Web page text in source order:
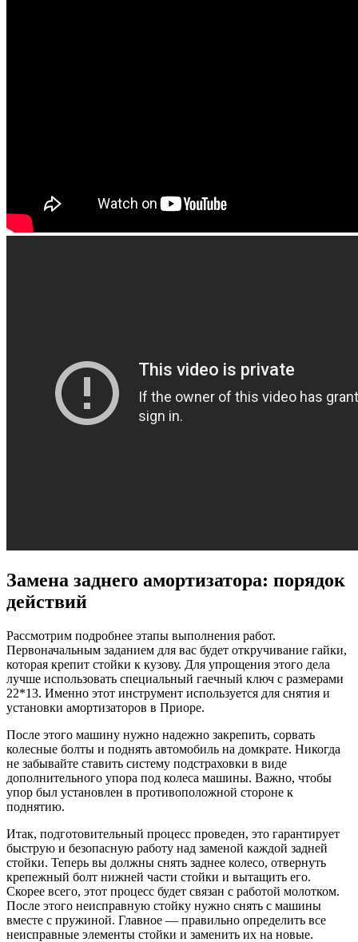
Замена заднего амортизатора: порядок
действий
Рассмотрим подробнее этапы выполнения работ.
Первоначальным заданием для вас будет откручивание гайки,
которая крепит стойки к кузову. Для упрощения этого дела
лучше использовать специальный гаечный ключ с размерами
22*13. Именно этот инструмент используется для снятия и
установки амортизаторов в Приоре.
После этого машину нужно надежно закрепить, сорвать
колесные болты и поднять автомобиль на домкрате. Никогда
не забывайте ставить систему подстраховки в виде
дополнительного упора под колеса машины. Важно, чтобы
упор был установлен в противоположной стороне к
поднятию.
Итак, подготовительный процесс проведен, это гарантирует
быструю и безопасную работу над заменой каждой задней
стойки. Теперь вы должны снять заднее колесо, отвернуть
крепежный болт нижней части стойки и вытащить его.
Скорее всего, этот процесс будет связан с работой молотком.
После этого неисправную стойку нужно снять с машины
вместе с пружиной. Главное — правильно определить все
неисправные элементы стойки и заменить их на новые.